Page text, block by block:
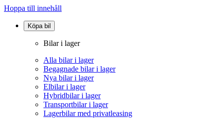
Hoppa till innehåll
Köpa bil
Bilar i lager
Alla bilar i lager
Begagnade bilar i lager
Nya bilar i lager
Elbilar i lager
Hybridbilar i lager
Transportbilar i lager
Lagerbilar med privatleasing